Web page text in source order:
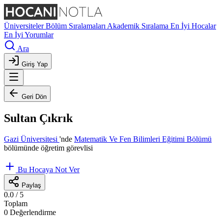
ÜniversitelerBölüm Sıralamaları Akademik Sıralama En İyi Hocalar
En İyi Yorumlar
Ara
Giriş Yap
Geri Dön
Sultan Çıkrık
Gazi Üniversitesi 'nde Matematik Ve Fen Bilimleri Eğitimi Bölümü
bölümünde öğretim görevlisi
Bu Hocaya Not Ver
Paylaş
0.0 / 5
Toplam
0 Değerlendirme